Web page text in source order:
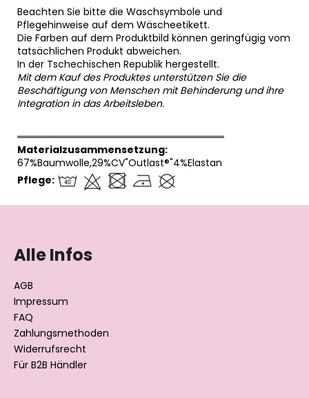
Beachten Sie bitte die Waschsymbole und
Pflegehinweise auf dem Wäscheetikett.
Die Farben auf dem Produktbild können geringfügig vom
tatsächlichen Produkt abweichen.
In der Tschechischen Republik hergestellt.
Mit dem Kauf des Produktes unterstützen Sie die
Beschäftigung von Menschen mit Behinderung und ihre
Integration in das Arbeitsleben.
══════════════════════════════
Materialzusammensetzung:
67%Baumwolle,29%CV"Outlast®"4%Elastan
Pflege:
Alle Infos
AGB
Impressum
FAQ
Zahlungsmethoden
Widerrufsrecht
Für B2B Händler